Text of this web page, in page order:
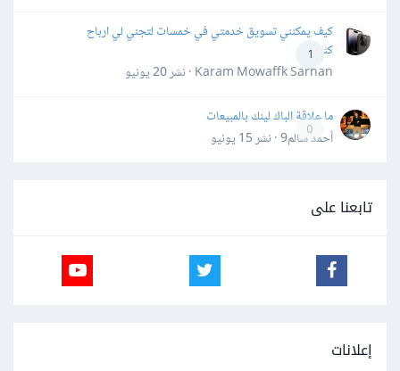
1
كيف يمكنني تسويق خدمتي في خمسات لتجني لي ارباح
كثيرة
Karam Mowaffk Sarhan · نشر
20 يونيو
0
ما علاقة الباك لينك بالمبيعات
أحمد سالم9 · نشر
15 يونيو
تابعنا على
إعلانات